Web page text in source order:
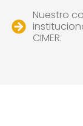
Nuestro
CIMER.